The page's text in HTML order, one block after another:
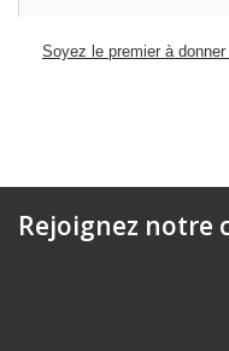
Soyez le premier à
Rejoignez notre